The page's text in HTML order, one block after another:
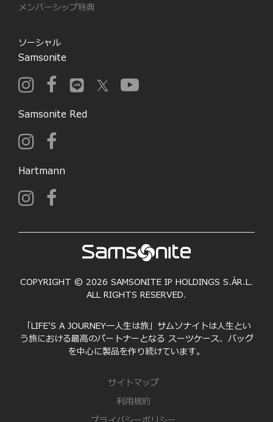
メンバーシップ特典
ソーシャル
Samsonite
Samsonite Red
Hartmann
COPYRIGHT © 2026 SAMSONITE IP HOLDINGS S.ÀR.L.
ALL RIGHTS RESERVED.
「LIFE'S A JOURNEY―人生は旅」サムソナイトは人生とい
う旅における最高のパートナーとなる スーツケース、バッグ
を中心に製品を作り続けています。
サイトマップ
利用規約